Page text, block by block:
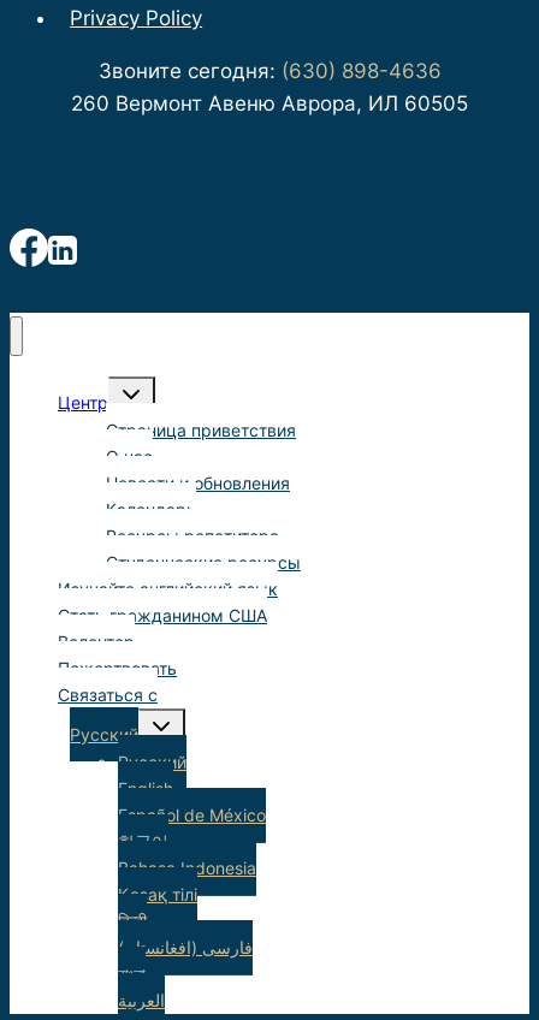
Privacy Policy
Звоните сегодня: (630) 898-4636
260 Вермонт Авеню Аврора, ИЛ 60505
Центр
Переключить
детское
меню
Страница приветствия
О нас
Новости и обновления
Календарь
Ресурсы репетитора
Студенческие ресурсы
Изучайте английский язык
Стать гражданином США
Волонтер
Пожертвовать
Связаться с
Русский
Переключить
детское
меню
Русский
English
Español de México
한국어
Bahasa Indonesia
Қазақ тілі
हिन्दी
(فارسی (افغانستان
বাংলা
العربية